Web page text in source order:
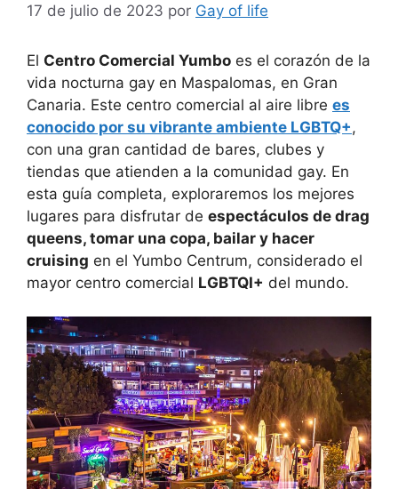
17 de julio de 2023 por Gay of life
El Centro Comercial Yumbo es el corazón de la
vida nocturna gay en Maspalomas, en Gran
Canaria. Este centro comercial al aire libre es
conocido por su vibrante ambiente LGBTQ+,
con una gran cantidad de bares, clubes y
tiendas que atienden a la comunidad gay. En
esta guía completa, exploraremos los mejores
lugares para disfrutar de espectáculos de drag
queens, tomar una copa, bailar y hacer
cruising en el Yumbo Centrum, considerado el
mayor centro comercial LGBTQI+ del mundo.